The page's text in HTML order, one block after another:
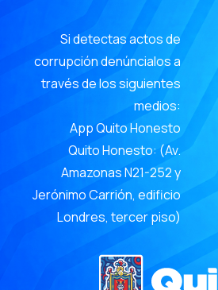
Si detectas actos de
corrupción denúncialos a
través de los siguientes
medios:
App Quito Honesto
Quito Honesto: (Av.
Amazonas N21-252 y
Jerónimo Carrión, edificio
Londres, tercer piso)